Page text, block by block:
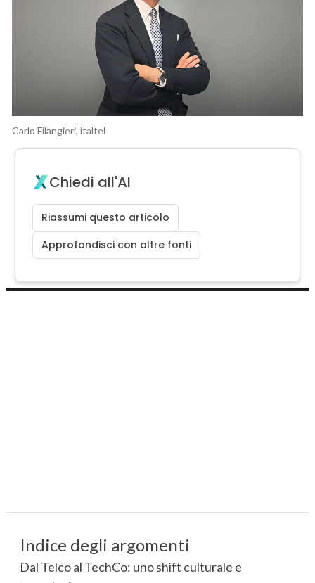
Carlo Filangieri, italtel
Chiedi all'AI
Riassumi questo articolo
Approfondisci con altre fonti
Indice degli argomenti
Dal Telco al TechCo: uno shift culturale e